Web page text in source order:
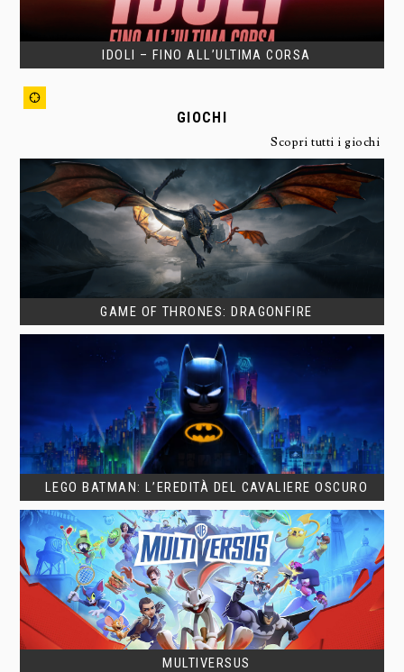
IDOLI – FINO ALL’ULTIMA CORSA
GIOCHI
Scopri tutti i giochi
GAME OF THRONES: DRAGONFIRE
LEGO BATMAN: L’EREDITÀ DEL CAVALIERE OSCURO
MULTIVERSUS